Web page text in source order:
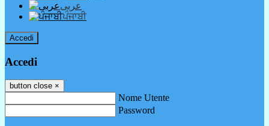
عربى
ਪੰਜਾਬੀ
Accedi
Accedi
button close ×
Nome Utente
Password